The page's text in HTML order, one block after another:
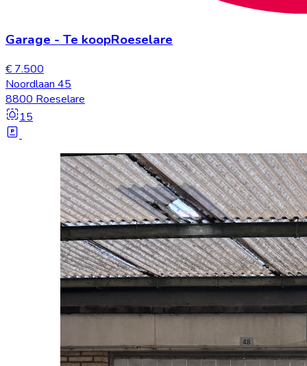
Garage - Te koopRoeselare
€ 7.500
Noordlaan 45
8800 Roeselare
15